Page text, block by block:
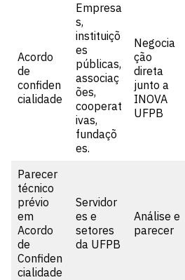
Acordo
de
confiden
cialidade
Empresa
s,
instituiçõ
es
públicas,
associaç
ões,
cooperat
ivas,
fundaçõ
es.
Negocia
ção
direta
junto a
INOVA
UFPB
Parecer
técnico
prévio
em
Acordo
de
Confiden
cialidade
Servidor
es e
setores
da UFPB
Análise e
parecer